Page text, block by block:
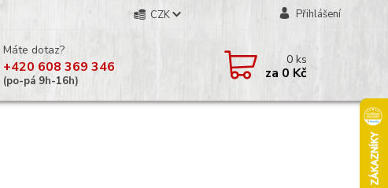
CZK Přihlášení
Máte dotaz?
+420 608 369 346
(po-pá 9h-16h)
0ks
za 0 Kč